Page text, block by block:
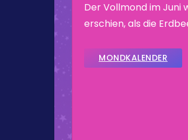
Der Vollmond im Juni
erschien, als die
MONDKALENDER